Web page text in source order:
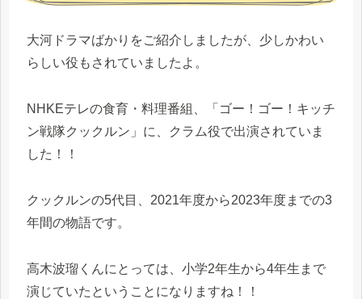
大河ドラマばかりをご紹介しましたが、少しかわい
らしい役もされていましたよ。
NHKEテレの食育・料理番組、「ゴー！ゴー！キッチ
ン戦隊クックルン」に、クラム役で出演されていま
した！！
クックルンの5代目、2021年度から2023年度までの3
年間の物語です。
高木波瑠くんにとっては、小学2年生から4年生まで
演じていたということになりますね！！